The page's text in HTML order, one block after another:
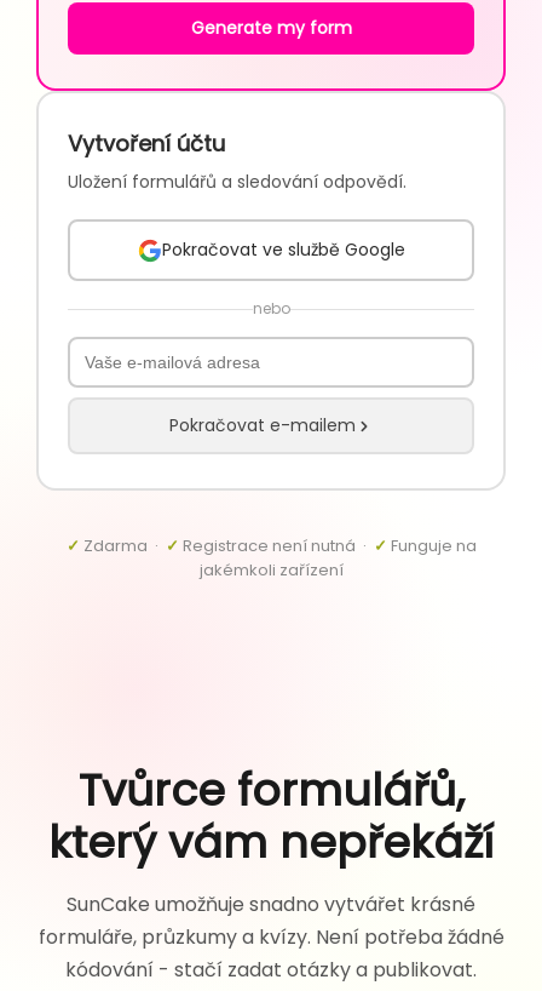
Generate my form
Vytvoření účtu
Uložení formulářů a sledování odpovědí.
Pokračovat ve službě Google
nebo
Pokračovat e-mailem
✓ Zdarma · ✓ Registrace není nutná · ✓ Funguje na
jakémkoli zařízení
Tvůrce formulářů,
který vám nepřekáží
SunCake umožňuje snadno vytvářet krásné
formuláře, průzkumy a kvízy. Není potřeba žádné
kódování - stačí zadat otázky a publikovat.